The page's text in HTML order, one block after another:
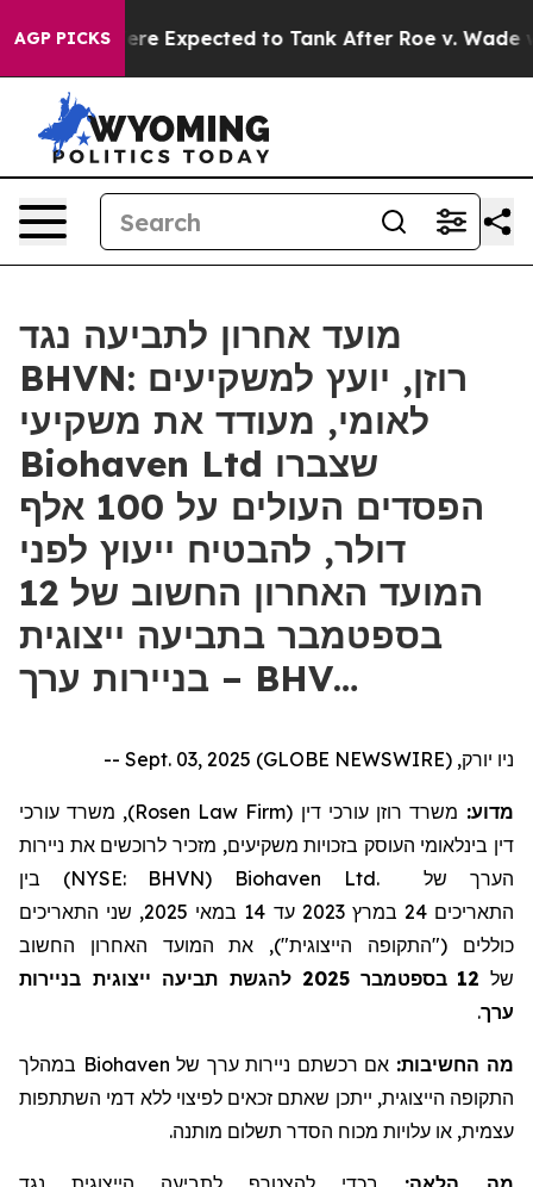
AGP PICKSWere Expected to Tank After Roe v. Wade
מועד אחרון לתביעה נגד
BHVN: רוזן, יועץ למשקיעים
לאומי, מעודד את משקיעי
Biohaven Ltd שצברו
הפסדים העולים על 100 אלף
דולר, להבטיח ייעוץ לפני
המועד האחרון החשוב של 12
בספטמבר בתביעה ייצוגית
בניירות ערך – BHV…
ניו יורק, Sept. 03, 2025 (GLOBE NEWSWIRE) --
מדוע: משרד רוזן עורכי דין (Rosen Law Firm), משרד עורכי
דין בינלאומי העוסק בזכויות משקיעים, מזכיר לרוכשים את ניירות
הערך של Biohaven Ltd.
(
NYSE: BHVN) בין
התאריכים24 במרץ 2023 עד 14 במאי 2025, שני התאריכים
כוללים ("התקופה הייצוגית"), את המועד האחרון החשוב
של 12 בספטמבר 2025 להגשת תביעה ייצוגית בניירות
ערך.
מה החשיבות: אם רכשתם ניירות ערך של Biohaven במהלך
התקופה הייצוגית, ייתכן שאתם זכאים לפיצוי ללא דמי השתתפות
עצמית, או עלויות מכוח הסדר תשלום מותנה.